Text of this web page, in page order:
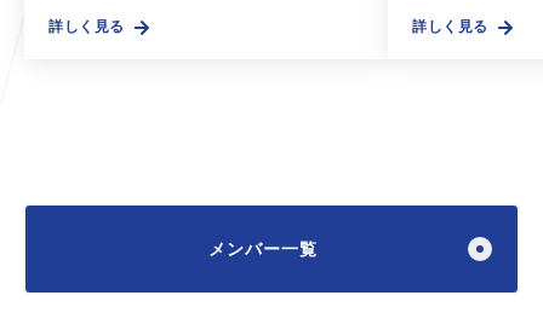
詳しく見る 詳しく見る
メンバー一覧